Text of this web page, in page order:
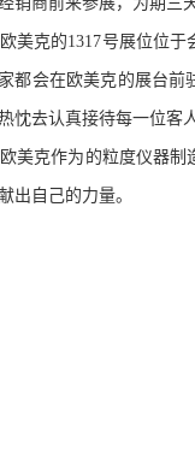
美克的1317号展位位于
都会在欧美克的展台前
忱去认真接待每一位客
欧美克作为 的粒度仪器制
出自己的力量。